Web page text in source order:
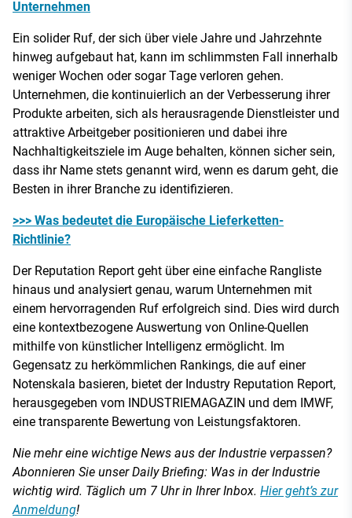
Unternehmen
Ein solider Ruf, der sich über viele Jahre und Jahrzehnte
hinweg aufgebaut hat, kann im schlimmsten Fall innerhalb
weniger Wochen oder sogar Tage verloren gehen.
Unternehmen, die kontinuierlich an der Verbesserung ihrer
Produkte arbeiten, sich als herausragende Dienstleister und
attraktive Arbeitgeber positionieren und dabei ihre
Nachhaltigkeitsziele im Auge behalten, können sicher sein,
dass ihr Name stets genannt wird, wenn es darum geht, die
Besten in ihrer Branche zu identifizieren.
>>> Was bedeutet die Europäische Lieferketten-
Richtlinie?
Der Reputation Report geht über eine einfache Rangliste
hinaus und analysiert genau, warum Unternehmen mit
einem hervorragenden Ruf erfolgreich sind. Dies wird durch
eine kontextbezogene Auswertung von Online-Quellen
mithilfe von künstlicher Intelligenz ermöglicht. Im
Gegensatz zu herkömmlichen Rankings, die auf einer
Notenskala basieren, bietet der Industry Reputation Report,
herausgegeben vom INDUSTRIEMAGAZIN und dem IMWF,
eine transparente Bewertung von Leistungsfaktoren.
Nie mehr eine wichtige News aus der Industrie verpassen?
Abonnieren Sie unser Daily Briefing: Was in der Industrie
wichtig wird. Täglich um 7 Uhr in Ihrer Inbox. Hier geht’s zur
Anmeldung!